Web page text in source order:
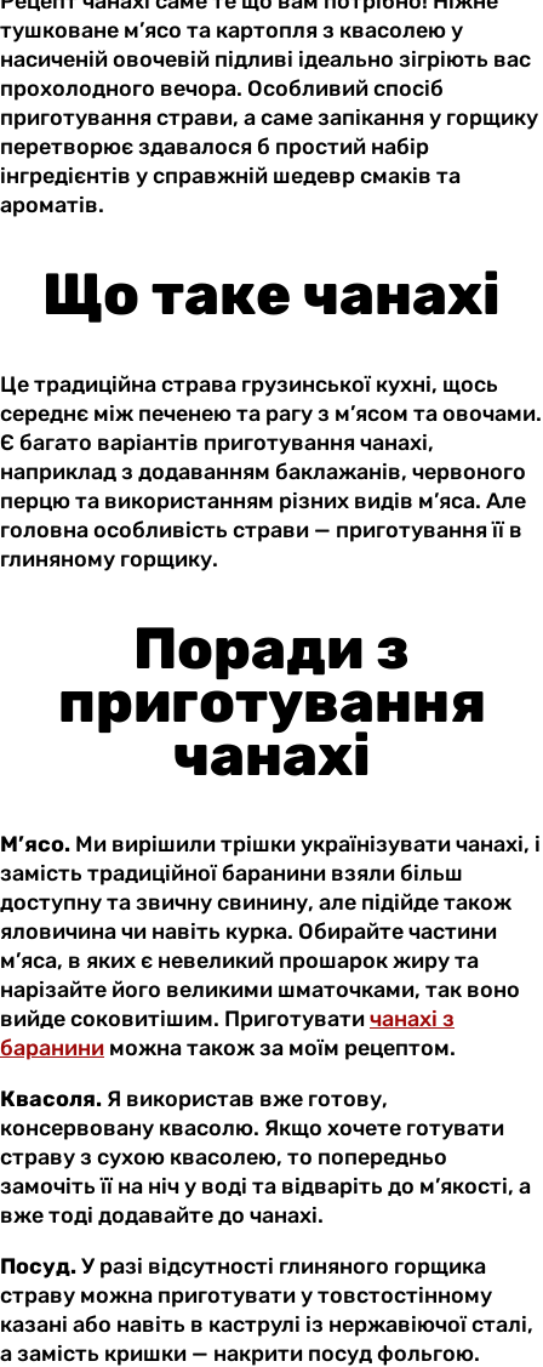
тушковане м’ясо та картопля з квасолею у
насиченій овочевій підливі ідеально зігріють вас
прохолодного вечора. Особливий спосіб
приготування страви, а саме запікання у горщику
перетворює здавалося б простий набір
інгредієнтів у справжній шедевр смаків та
ароматів.
Що таке чанахі
Це традиційна страва грузинської кухні, щось
середнє між печенею та рагу з м’ясом та овочами.
Є багато варіантів приготування чанахі,
наприклад з додаванням баклажанів, червоного
перцю та використанням різних видів м’яса. Але
головна особливість страви — приготування її в
глиняному горщику.
Поради з
приготування
чанахі
М’ясо. Ми вирішили трішки українізувати чанахі, і
замість традиційної баранини взяли більш
доступну та звичну свинину, але підійде також
яловичина чи навіть курка. Обирайте частини
м’яса, в яких є невеликий прошарок жиру та
нарізайте його великими шматочками, так воно
вийде соковитішим. Приготуватичанахі з
баранини можна також за моїм рецептом.
Квасоля. Я використав вже готову,
консервовану квасолю. Якщо хочете готувати
страву з сухою квасолею, то попередньо
замочіть її на ніч у воді та відваріть до м’якості, а
вже тоді додавайте до чанахі.
Посуд.У разі відсутності глиняного горщика
страву можна приготувати у товстостінному
казані або навіть в каструлі із нержавіючої сталі,
а замість кришки — накрити посуд фольгою.